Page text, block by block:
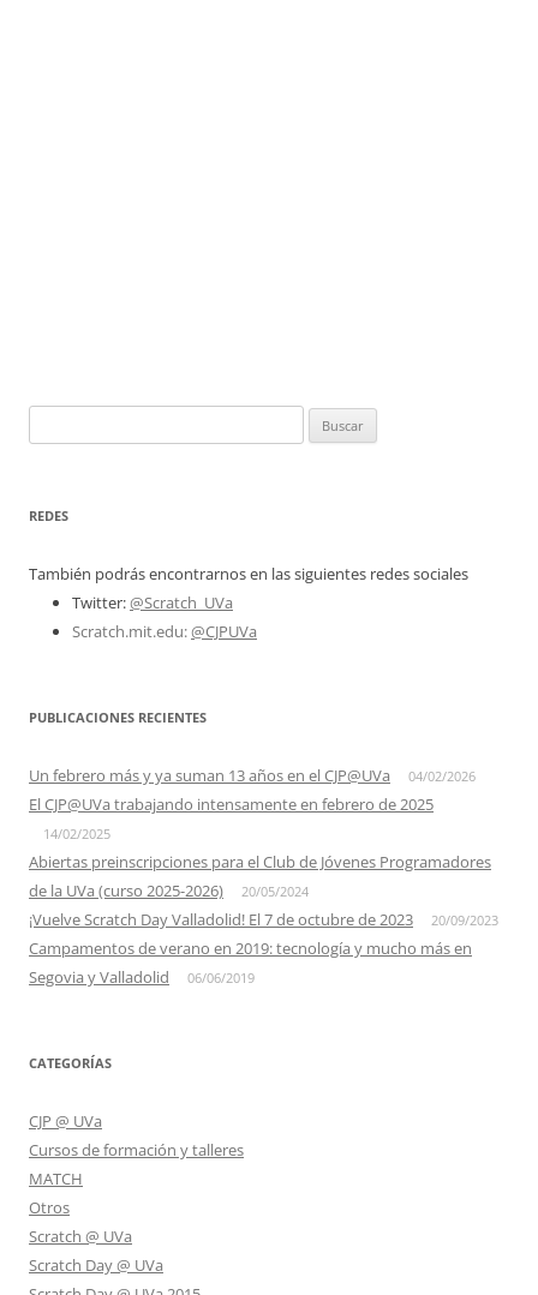
REDES
También podrás encontrarnos en las siguientes redes sociales
Twitter:@Scratch_UVa
Scratch.mit.edu:@CJPUVa
PUBLICACIONES RECIENTES
Un febrero más y ya suman 13 años en el CJP@UVa 04/02/2026
El CJP@UVa trabajando intensamente en febrero de 2025
14/02/2025
Abiertas preinscripciones para el Club de Jóvenes Programadores
de la UVa (curso 2025-2026)
20/05/2024
¡Vuelve Scratch Day Valladolid! El 7 de octubre de 2023 20/09/2023
Campamentos de verano en 2019: tecnología y mucho más en
Segovia y Valladolid
06/06/2019
CATEGORÍAS
CJP @ UVa
Cursos de formación y talleres
MATCH
Otros
Scratch @ UVa
Scratch Day @ UVa